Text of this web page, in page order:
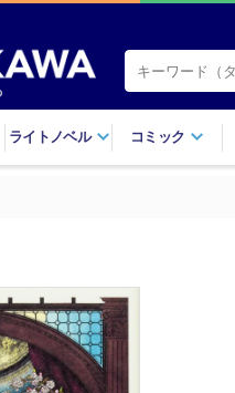
ライトノベル コミック